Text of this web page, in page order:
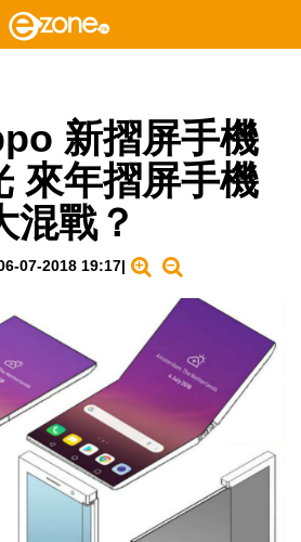
新摺屏手機
來年摺屏手機
混戰？
07-2018 19:17|